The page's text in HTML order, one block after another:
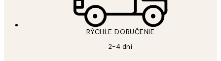
RÝCHLE DORUČENIE
2-4 dní